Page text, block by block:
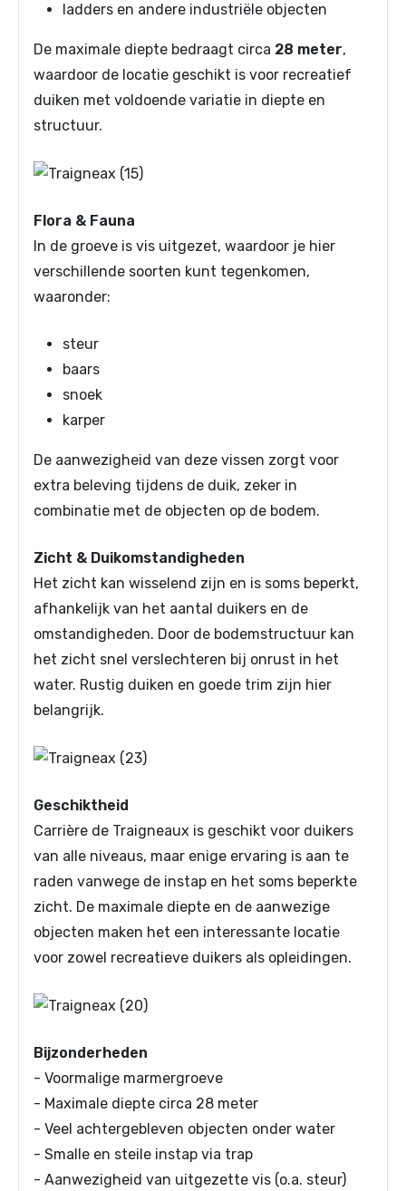
ladders en andere industriële objecten
De maximale diepte bedraagt circa 28 meter,
waardoor de locatie geschikt is voor recreatief
duiken met voldoende variatie in diepte en
structuur.
Flora & Fauna
In de groeve is vis uitgezet, waardoor je hier
verschillende soorten kunt tegenkomen,
waaronder:
steur
baars
snoek
karper
De aanwezigheid van deze vissen zorgt voor
extra beleving tijdens de duik, zeker in
combinatie met de objecten op de bodem.
Zicht & Duikomstandigheden
Het zicht kan wisselend zijn en is soms beperkt,
afhankelijk van het aantal duikers en de
omstandigheden. Door de bodemstructuur kan
het zicht snel verslechteren bij onrust in het
water. Rustig duiken en goede trim zijn hier
belangrijk.
Geschiktheid
Carrière de Traigneaux is geschikt voor duikers
van alle niveaus, maar enige ervaring is aan te
raden vanwege de instap en het soms beperkte
zicht. De maximale diepte en de aanwezige
objecten maken het een interessante locatie
voor zowel recreatieve duikers als opleidingen.
Bijzonderheden
- Voormalige marmergroeve
- Maximale diepte circa 28 meter
- Veel achtergebleven objecten onder water
- Smalle en steile instap via trap
- Aanwezigheid van uitgezette vis (o.a. steur)